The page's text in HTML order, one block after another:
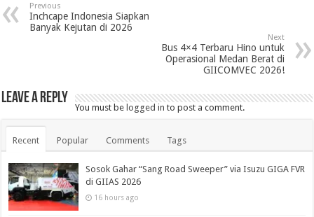
Previous
Inchcape Indonesia Siapkan
Banyak Kejutan di 2026
Next
Bus 4×4 Terbaru Hino untuk
Operasional Medan Berat di
GIICOMVEC 2026!
Leave a Reply
You must be logged in to post a comment.
Recent Popular Comments Tags
Sosok Gahar “Sang Road Sweeper” via Isuzu GIGA FVR
di GIIAS 2026
16 hours ago